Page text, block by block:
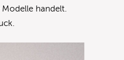
Modelle handelt.